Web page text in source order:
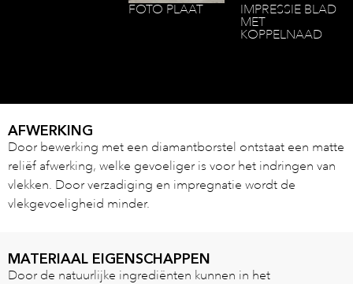
FOTO PLAAT
IMPRESSIE BLAD
MET
KOPPELNAAD
AFWERKING
Door bewerking met een diamantborstel ontstaat een matte
reliëf afwerking, welke gevoeliger is voor het indringen van
vlekken. Door verzadiging en impregnatie wordt de
vlekgevoeligheid minder.
MATERIAAL EIGENSCHAPPEN
Door de natuurlijke ingrediënten kunnen in het